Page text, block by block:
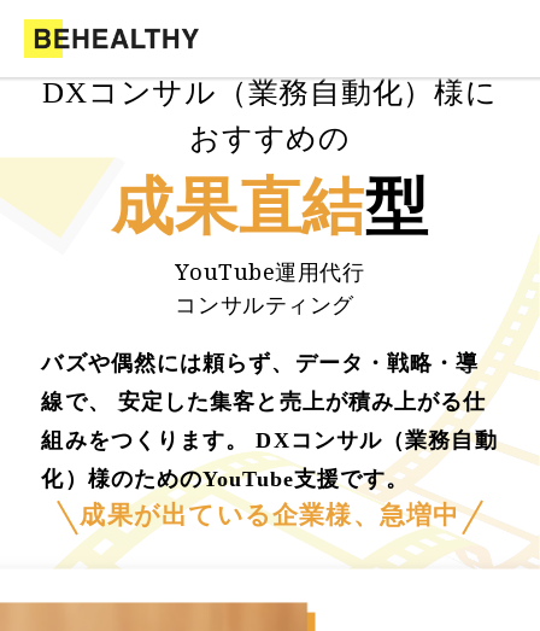
DXコンサル（業務自動化）様に
おすすめの
成果直結型
YouTube運用代行
コンサルティング
バズや偶然には頼らず、データ・戦略・導
線で、 安定した集客と売上が積み上がる仕
組みをつくります。 DXコンサル（業務自動
化）様のためのYouTube支援です。
成果が出ている企業様、急増中